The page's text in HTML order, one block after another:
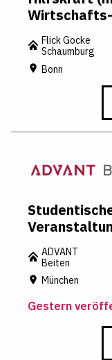
Flick Gocke
Schaumburg
Bonn
ADVANT
Beiten
München
Gestern